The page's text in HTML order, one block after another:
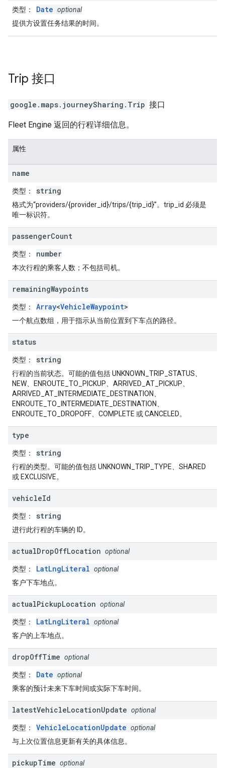
类型 ： Date optional
提供方设置任务结果的时间。
Trip 接口
google.maps.journeySharing . Trip 接口
Fleet Engine 返回的行程详细信息。
属性
name
类型 ： string
格式为“providers/{provider_id}/trips/{trip_id}”。trip_id 必须是
唯一标识符。
passengerCount
类型 ： number
本次行程的乘客人数；不包括司机。
remainingWaypoints
类型 ： Array<VehicleWaypoint>
一个航点数组，用于指示从当前位置到下车点的路径。
status
类型 ： string
行程的当前状态。可能的值包括 UNKNOWN_TRIP_STATUS、
NEW、ENROUTE_TO_PICKUP、ARRIVED_AT_PICKUP、
ARRIVED_AT_INTERMEDIATE_DESTINATION、
ENROUTE_TO_INTERMEDIATE_DESTINATION、
ENROUTE_TO_DROPOFF、COMPLETE 或 CANCELED。
type
类型 ： string
行程的类型。可能的值包括 UNKNOWN_TRIP_TYPE、SHARED
或 EXCLUSIVE。
vehicleId
类型 ： string
进行此行程的车辆的 ID。
actualDropOffLocation optional
类型 ： LatLngLiteral optional
客户下车地点。
actualPickupLocation optional
类型 ： LatLngLiteral optional
客户的上车地点。
dropOffTime optional
类型 ： Date optional
乘客的预计未来下车时间或实际下车时间。
latestVehicleLocationUpdate optional
类型 ： VehicleLocationUpdate optional
与上次位置信息更新有关的具体信息。
pickupTime optional